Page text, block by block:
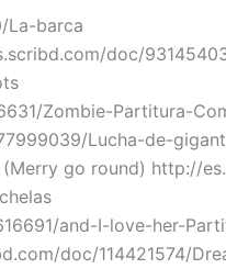
La-barca
doc/
Zombie-Partitura-
Lucha-de-
go round) http://
and-I-love-her-
doc/114421574/